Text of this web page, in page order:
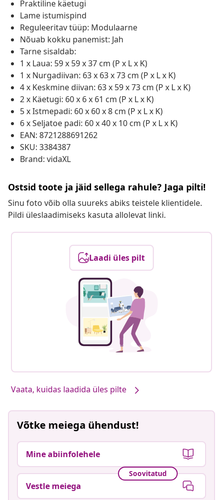
Praktiline käetugi
Lame istumispind
Reguleeritav tüüp: Modulaarne
Nõuab kokku panemist: Jah
Tarne sisaldab:
1 x Laua: 59 x 59 x 37 cm (P x L x K)
1 x Nurgadiivan: 63 x 63 x 73 cm (P x L x K)
4 x Keskmine diivan: 63 x 59 x 73 cm (P x L x K)
2 x Käetugi: 60 x 6 x 61 cm (P x L x K)
5 x Istmepadi: 60 x 60 x 8 cm (P x L x K)
6 x Seljatoe padi: 60 x 40 x 10 cm (P x L x K)
EAN: 8721288691262
SKU: 3384387
Brand: vidaXL
Ostsid toote ja jäid sellega rahule? Jaga pilti!
Sinu foto võib olla suureks abiks teistele klientidele.
Pildi üleslaadimiseks kasuta allolevat linki.
Laadi üles pilt
Vaata, kuidas laadida üles pilte
Võtke meiega ühendust!
Mine abiinfolehele
Soovitatud
Vestle meiega